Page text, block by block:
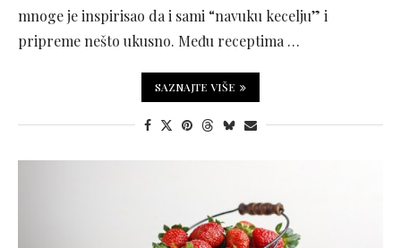
mnoge je inspirisao da i sami “navuku kecelju” i
pripreme nešto ukusno. Među receptima …
SAZNAJTE VIŠE